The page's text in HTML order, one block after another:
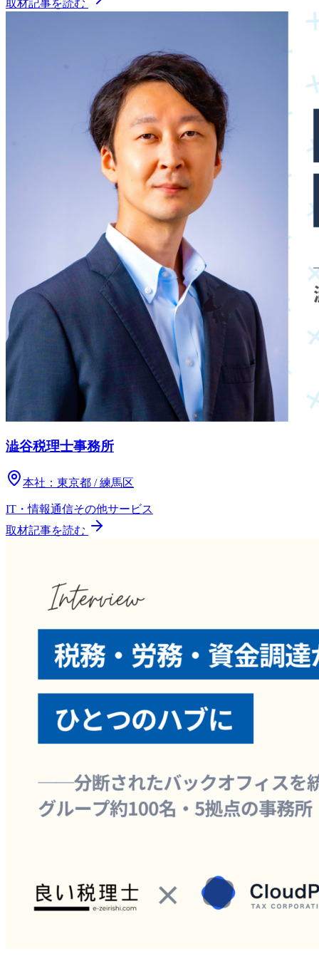
取材記事を読む
澁谷税理士事務所
本社： 東京都 / 練馬区
IT・情報通信その他サービス
取材記事を読む